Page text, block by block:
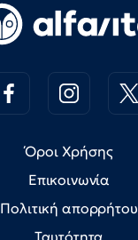
Όροι Χρήσης
Επικοινωνία
Πολιτική απορρήτου
Ταυτότητα